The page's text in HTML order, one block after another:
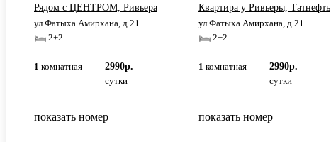
Рядом с ЦЕНТРОМ, Ривьера
ул.Фатыха Амирхана, д.21
2+2
1 комнатная
2990р.
сутки
показать номер
Квартира у Ривьеры, Татнефть
ул.Фатыха Амирхана, д.21
2+2
1 комнатная
2990р.
сутки
показать номер